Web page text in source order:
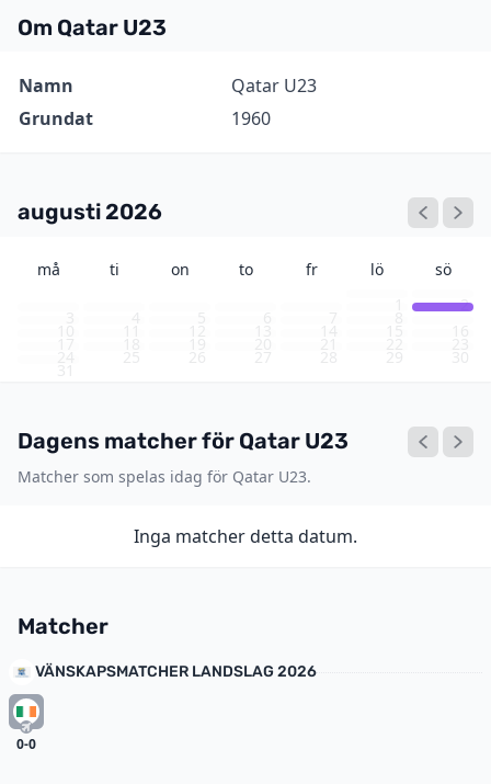
Om Qatar U23
Information
Namn
Qatar U23
Grundat
1960
augusti 2026
må ti on to fr lö
sö
2
9
Dagens matcher för Qatar U23
Matcher som spelas idag för Qatar U23.
Inga matcher detta datum.
Matcher
VÄNSKAPSMATCHER LANDSLAG 2026
0-0